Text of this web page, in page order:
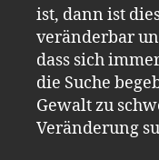
ist, dann ist
veränderbar
dass sich
die Suche
Gewalt zu
Veränderung